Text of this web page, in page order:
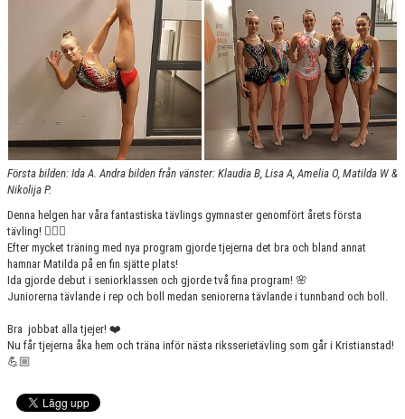
KONTAKT
VÅRA GRUPPER/LEDARE
ANMÄLNINGAR
Första bilden: Ida A. Andra bilden från vänster: Klaudia B, Lisa A, Amelia O, Matilda W &
Nikolija P.
Denna helgen har våra fantastiska tävlings gymnaster genomfört årets första
tävling! 🤸🏽‍♀️
Efter mycket träning med nya program gjorde tjejerna det bra och bland annat
hamnar Matilda på en fin sjätte plats!
Ida gjorde debut i seniorklassen och gjorde två fina program! 🌸
Juniorerna tävlande i rep och boll medan seniorerna tävlande i tunnband och boll.
Bra jobbat alla tjejer! ❤️
Nu får tjejerna åka hem och träna inför nästa riksserietävling som går i Kristianstad!
💪🏼